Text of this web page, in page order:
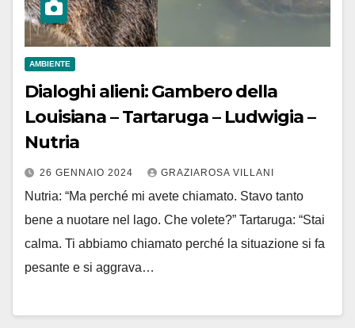
AMBIENTE
Dialoghi alieni: Gambero della
Louisiana – Tartaruga – Ludwigia –
Nutria
26 GENNAIO 2024 GRAZIAROSA VILLANI
Nutria: “Ma perché mi avete chiamato. Stavo tanto
bene a nuotare nel lago. Che volete?” Tartaruga: “Stai
calma. Ti abbiamo chiamato perché la situazione si fa
pesante e si aggrava…